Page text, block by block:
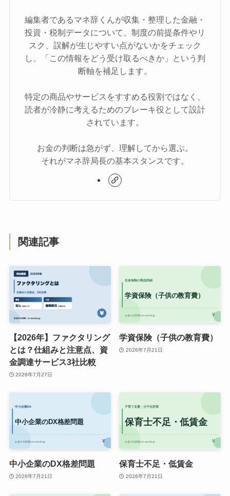
編集者であるマネ辞くんが収集・整理した金融・
投資・税制データについて、制度の前提条件やリ
スク、誤解が生じやすい点がないかをチェック
し、「この情報をどう受け取るべきか」という判
断軸を補足します。
特定の商品やサービスをすすめる役割ではなく、
読者が冷静に考えるためのブレーキ役として設計
されています。
お金の判断は急がず、理解してから選ぶ。
それがマネ辞局長の基本スタンスです。
関連記事
【2026年】ファクタリング
とは？仕組みと注意点、資
金調達サービス3社比較
2026年7月27日
学資保険（子供の教育費）
2026年7月21日
中小企業のDX格差問題
2026年7月21日
保育士不足・低賃金
2026年7月21日